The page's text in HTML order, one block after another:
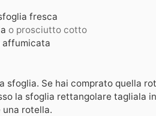
fresca
o prosciutto cotto
affumicata
sfoglia. Se hai comprato quella
la sfoglia rettangolare tagliala
rotella.